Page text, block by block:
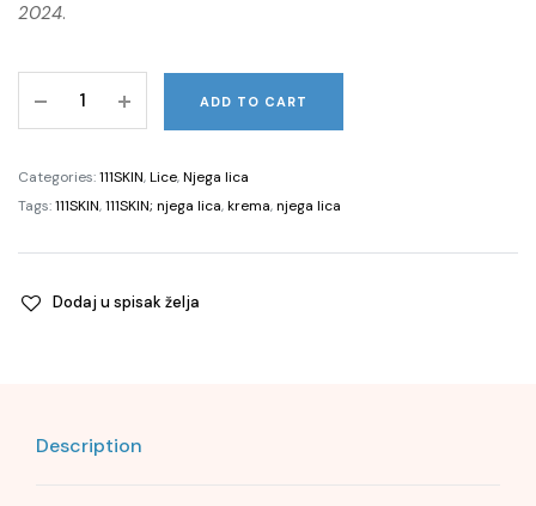
2024.
Revitalising
50ml
quantity
ADD TO CART
Categories:111SKIN,Lice,Njega lica
Tags:111SKIN,111SKIN; njega lica,krema,njega lica
Dodaj u spisak želja
Description